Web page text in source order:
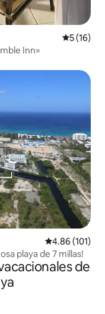
5 (16)
Inn»
Calificación
4.86 (101)
playa de 7 millas!
de